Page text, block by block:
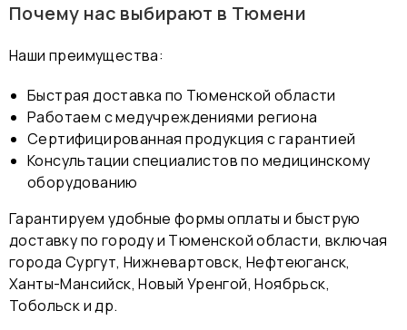
Почему нас выбирают в Тюмени
Наши преимущества:
Быстрая доставка по Тюменской области
Работаем с медучреждениями региона
Сертифицированная продукция с гарантией
Консультации специалистов по медицинскому
оборудованию
Гарантируем удобные формы оплаты и быструю
доставку по городу и Тюменской области, включая
города Сургут, Нижневартовск, Нефтеюганск,
Ханты-Мансийск, Новый Уренгой, Ноябрьск,
Тобольск и др.